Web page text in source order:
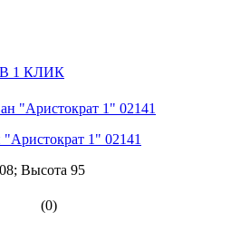
1 КЛИК
1" 02141
Высота 95
(0)